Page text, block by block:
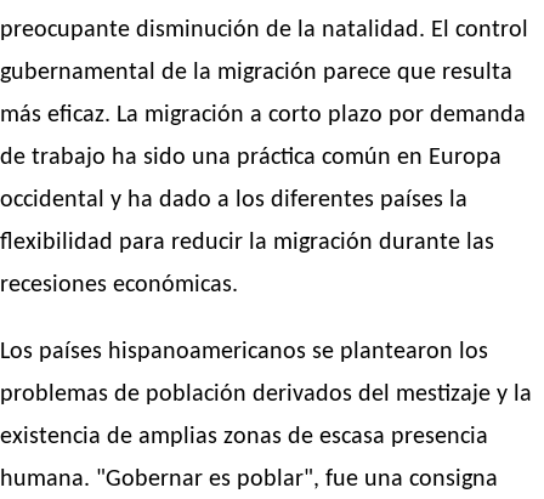
preocupante disminución de la natalidad. El control
gubernamental de la migración parece que resulta
más eficaz. La migración a corto plazo por demanda
de trabajo ha sido una práctica común en Europa
occidental y ha dado a los diferentes países la
flexibilidad para reducir la migración durante las
recesiones económicas.
Los países hispanoamericanos se plantearon los
problemas de población derivados del mestizaje y la
existencia de amplias zonas de escasa presencia
humana. "Gobernar es poblar", fue una consigna